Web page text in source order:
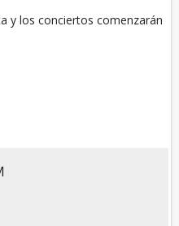
y los conciertos comenzarán